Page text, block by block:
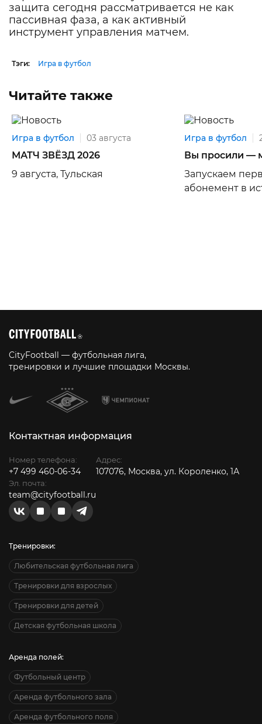
защита сегодня рассматривается не как
пассивная фаза, а как активный
инструмент управления матчем.
Тэги: Игра в футбол
Читайте также
Игра в футбол 03 августа
МАТЧ ЗВЁЗД 2026
9 августа, Тульская
Игра в футбол
Вы просили —
Запускаем
абонемент в
CityFootball — футбольная лига,
тренировки и лучшие площадки Москвы.
Контактная информация
Номер телефона:
+7 499 460-06-34
Эл. почта:
team@cityfootball.ru
Адрес:
107076, Москва, ул. Короленко, 1А
Тренировки:
Любительская футбольная лига
Тренировки для взрослых
Тренировки для детей
Детская футбольная школа
Аренда полей:
Футбольный центр
Аренда футбольного зала
Аренда футбольного поля